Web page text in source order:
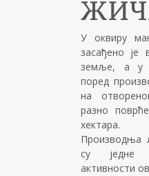
У оквиру
засађено
земље, а у
поред
на
разно
хектара.
Производња
су једне
активности